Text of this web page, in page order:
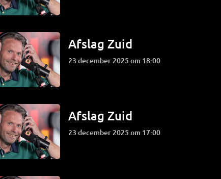
Afslag Zuid
23 december 2025 om 18:00
Afslag Zuid
23 december 2025 om 17:00